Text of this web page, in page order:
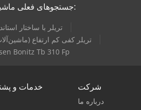
جستجوهای فعلی ماشین‌آلات:
تریلر با ساختار
تریلر کفی کم ارتفاع
Bonitz Tb 310 Fp
خدمات و شرکت
درباره ما